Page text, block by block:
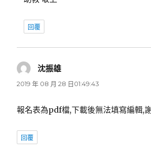
回覆
沈振雄
示:
2019 年 08 月 28 日01:49:43
報名表為pdf檔,下載後無法填寫編輯,
回覆